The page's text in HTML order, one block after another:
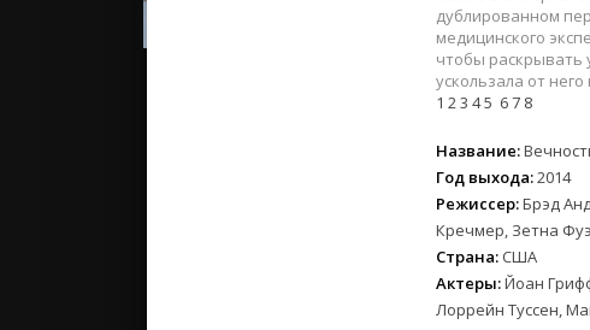
2022
2021
СССР
Зарубежные
дублированном
медицинского
чтобы раскрывать
ускользала от
1 23 45 67 8
Название:
Год выхода:2014
Режиссер:Брэд
Кречмер, Зетна
Страна: США
Актеры:Йоан
Лоррейн Туссен,